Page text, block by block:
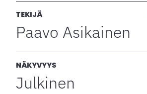
TEKIJÄ
Paavo Asikainen
NÄKYVYYS
Julkinen